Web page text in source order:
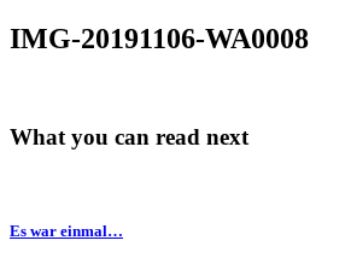
IMG-20191106-WA0008
What you can read next
Es war einmal…